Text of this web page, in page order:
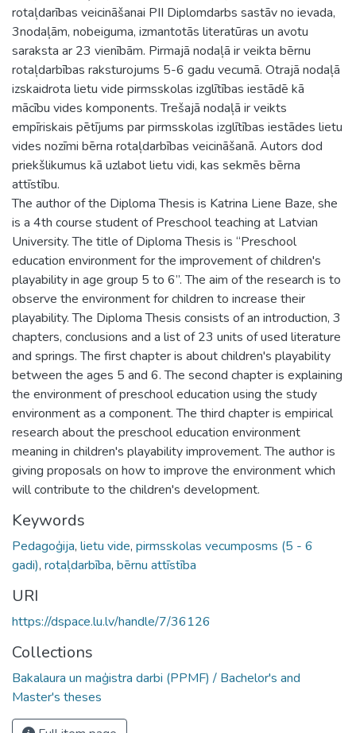
rotaļdarības veicināšanai PII Diplomdarbs sastāv no ievada,
3nodaļām, nobeiguma, izmantotās literatūras un avotu
saraksta ar 23 vienībām. Pirmajā nodaļā ir veikta bērnu
rotaļdarbības raksturojums 5-6 gadu vecumā. Otrajā nodaļā
izskaidrota lietu vide pirmsskolas izglītības iestādē kā
mācību vides komponents. Trešajā nodaļā ir veikts
empīriskais pētījums par pirmsskolas izglītības iestādes lietu
vides nozīmi bērna rotaļdarbības veicināšanā. Autors dod
priekšlikumus kā uzlabot lietu vidi, kas sekmēs bērna
attīstību.
The author of the Diploma Thesis is Katrina Liene Baze, she
is a 4th course student of Preschool teaching at Latvian
University. The title of Diploma Thesis is “Preschool
education environment for the improvement of children's
playability in age group 5 to 6”. The aim of the research is to
observe the environment for children to increase their
playability. The Diploma Thesis consists of an introduction, 3
chapters, conclusions and a list of 23 units of used literature
and springs. The first chapter is about children's playability
between the ages 5 and 6. The second chapter is explaining
the environment of preschool education using the study
environment as a component. The third chapter is empirical
research about the preschool education environment
meaning in children's playability improvement. The author is
giving proposals on how to improve the environment which
will contribute to the children's development.
Keywords
Pedagoģija, lietu vide, pirmsskolas vecumposms (5 - 6
gadi), rotaļdarbība, bērnu attīstība
URI
https://dspace.lu.lv/handle/7/36126
Collections
Bakalaura un maģistra darbi (PPMF) / Bachelor's and
Master's theses